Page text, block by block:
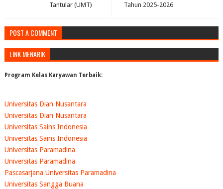
Tahun 2025-2026
Tantular (UMT)
POST A COMMENT
LINK MENARIK
Program Kelas Karyawan Terbaik:
Universitas Dian Nusantara
Universitas Dian Nusantara
Universitas Sains Indonesia
Universitas Sains Indonesia
Universitas Paramadina
Universitas Paramadina
Pascasarjana Universitas Paramadina
Universitas Sangga Buana